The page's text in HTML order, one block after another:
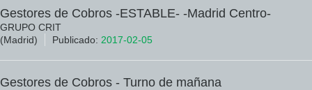
Gestores de Cobros -ESTABLE- -Madrid Centro-
GRUPO CRIT
(Madrid)
Publicado: 2017-02-05
Gestores de Cobros - Turno de mañana